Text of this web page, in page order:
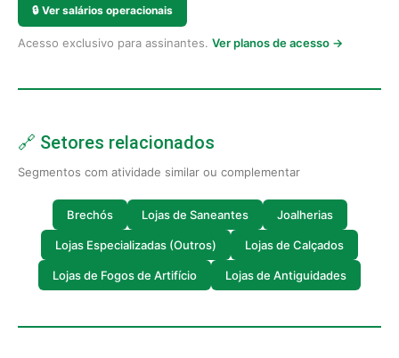
🔒 Ver salários operacionais
Acesso exclusivo para assinantes. Ver planos de acesso →
🔗 Setores relacionados
Segmentos com atividade similar ou complementar
Brechós Lojas de Saneantes Joalherias
Lojas Especializadas (Outros) Lojas de Calçados
Lojas de Fogos de Artifício Lojas de Antiguidades